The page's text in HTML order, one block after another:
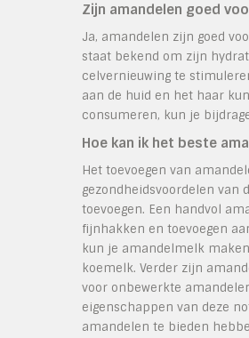
Zijn amandelen goed
Ja, amandelen zijn goed
staat bekend om zijn
celvernieuwing te
aan de huid en het haar
consumeren, kun je
Hoe kan ik het beste
Het toevoegen van
gezondheidsvoordelen van
toevoegen. Een handvol
fijnhakken en toevoegen
kun je amandelmelk
koemelk. Verder zijn
voor onbewerkte
eigenschappen van deze
amandelen te bieden